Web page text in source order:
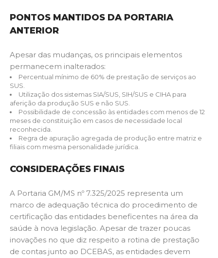
PONTOS MANTIDOS DA PORTARIA
ANTERIOR
Apesar das mudanças, os principais elementos
permanecem inalterados:
Percentual mínimo de 60% de prestação de serviços ao
SUS.
Utilização dos sistemas SIA/SUS, SIH/SUS e CIHA para
aferição da produção SUS e não SUS.
Possibilidade de concessão às entidades com menos de 12
meses de constituição em casos de necessidade local
reconhecida.
Regra de apuração agregada de produção entre matriz e
filiais com mesma personalidade jurídica.
CONSIDERAÇÕES FINAIS
A Portaria GM/MS nº 7.325/2025 representa um
marco de adequação técnica do procedimento de
certificação das entidades beneficentes na área da
saúde à nova legislação. Apesar de trazer poucas
inovações no que diz respeito a rotina de prestação
de contas junto ao DCEBAS, as entidades devem